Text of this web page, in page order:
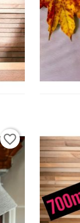
favorite_border